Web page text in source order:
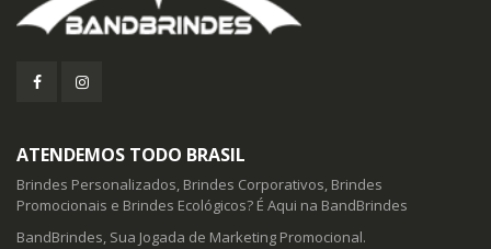
ATENDEMOS TODO BRASIL
Brindes Personalizados, Brindes Corporativos, Brindes
Promocionais e Brindes Ecológicos? É Aqui na BandBrindes
BandBrindes, Sua Jogada de Marketing Promocional.